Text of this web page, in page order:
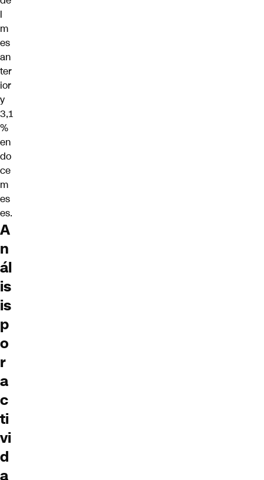
l
m
es
an
ter
ior
y
3,1
%
en
do
ce
m
es
es.
A
n
ál
is
is
p
o
r
a
c
ti
vi
d
a